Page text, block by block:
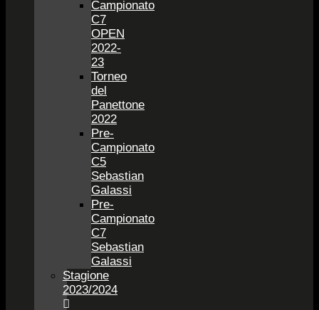
Campionato
C7
OPEN
2022-
23
Torneo
del
Panettone
2022
Pre-
Campionato
C5
Sebastian
Galassi
Pre-
Campionato
C7
Sebastian
Galassi
Stagione
2023/2024